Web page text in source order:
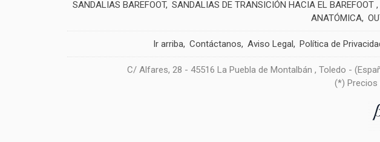
SANDALIAS BAREFOOT SANDALIAS DE TRANSICIÓN HACIA EL BAREFOOT
ANATÓMICA
Ir arriba Contáctanos Aviso Legal Política de
C/ Alfares, 28 - 45516 La Puebla de Montalbán , Toledo -
(*)